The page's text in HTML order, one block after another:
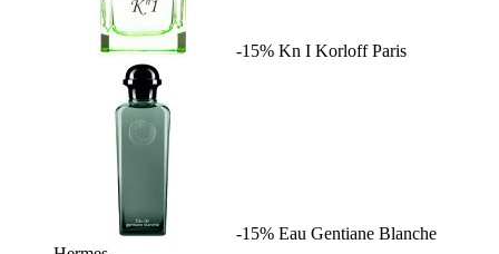
-15% Kn I Korloff Paris
-15% Eau Gentiane Blanche